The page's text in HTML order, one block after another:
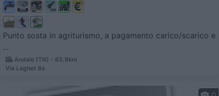
Punto sosta in agriturismo, a pagamento carico/scarico e
...
Andalo (TN) - 83.9km
Via Laghet 8a